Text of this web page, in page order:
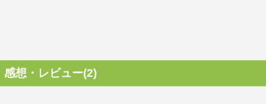
感想・レビュー(2)